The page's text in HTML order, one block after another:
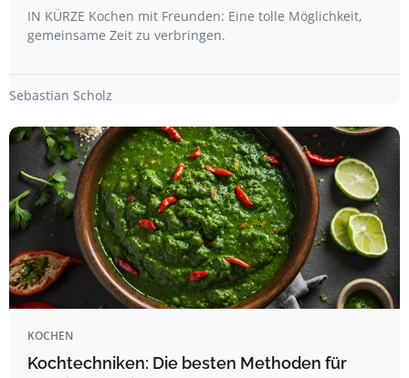
IN KÜRZE Kochen mit Freunden: Eine tolle Möglichkeit,
gemeinsame Zeit zu verbringen.
Sebastian Scholz
KOCHEN
Kochtechniken: Die besten Methoden für